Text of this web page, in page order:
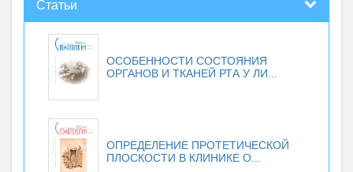
Статьи
ОСОБЕННОСТИ СОСТОЯНИЯ
ОРГАНОВ И ТКАНЕЙ РТА У ЛИ...
ОПРЕДЕЛЕНИЕ ПРОТЕТИЧЕСКОЙ
ПЛОСКОСТИ В КЛИНИКЕ О...